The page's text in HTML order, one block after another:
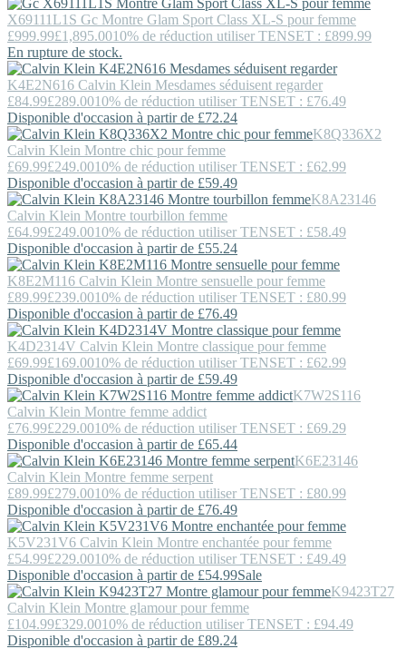
X69111L1S Gc Montre Glam Sport Class XL-S pour femme
£999.99£1,895.0010% de réduction utiliser TENSET : £899.99
En rupture de stock.
K4E2N616 Calvin Klein Mesdames séduisent regarder
£84.99£289.0010% de réduction utiliser TENSET : £76.49
Disponible d'occasion à partir de £72.24
K8Q336X2
Calvin Klein Montre chic pour femme
£69.99£249.0010% de réduction utiliser TENSET : £62.99
Disponible d'occasion à partir de £59.49
K8A23146
Calvin Klein Montre tourbillon femme
£64.99£249.0010% de réduction utiliser TENSET : £58.49
Disponible d'occasion à partir de £55.24
K8E2M116 Calvin Klein Montre sensuelle pour femme
£89.99£239.0010% de réduction utiliser TENSET : £80.99
Disponible d'occasion à partir de £76.49
K4D2314V Calvin Klein Montre classique pour femme
£69.99£169.0010% de réduction utiliser TENSET : £62.99
Disponible d'occasion à partir de £59.49
K7W2S116
Calvin Klein Montre femme addict
£76.99£229.0010% de réduction utiliser TENSET : £69.29
Disponible d'occasion à partir de £65.44
K6E23146
Calvin Klein Montre femme serpent
£89.99£279.0010% de réduction utiliser TENSET : £80.99
Disponible d'occasion à partir de £76.49
K5V231V6 Calvin Klein Montre enchantée pour femme
£54.99£229.0010% de réduction utiliser TENSET : £49.49
Disponible d'occasion à partir de £54.99Sale
K9423T27
Calvin Klein Montre glamour pour femme
£104.99£329.0010% de réduction utiliser TENSET : £94.49
Disponible d'occasion à partir de £89.24